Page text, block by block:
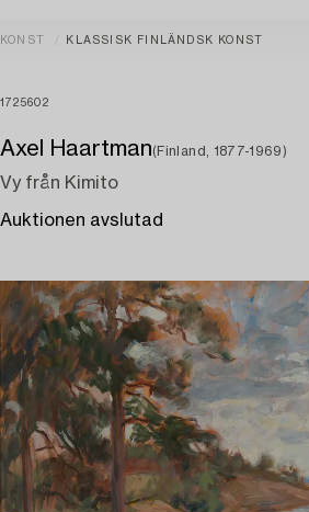
KONST KLASSISK FINLÄNDSK KONST
1725602
Axel Haartman(Finland, 1877-1969)
Vy från Kimito
Auktionen avslutad